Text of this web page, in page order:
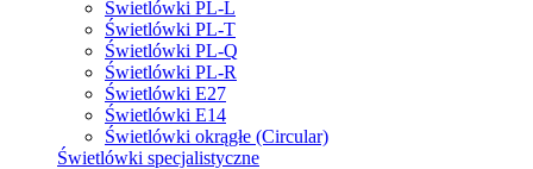
Świetlówki PL-L
Świetlówki PL-T
Świetlówki PL-Q
Świetlówki PL-R
Świetlówki E27
Świetlówki E14
Świetlówki okrągłe (Circular)
Świetlówki specjalistyczne